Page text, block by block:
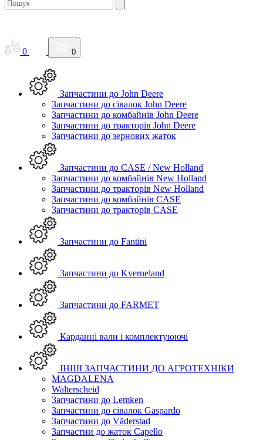
0 0
Запчастини до John Deere
Запчастини до сівалок John Deere
Запчастини до комбайнів John Deere
Запчастини до тракторів John Deere
Запчастини до зернових жаток
Запчастини до CASE / New Holland
Запчастини до комбайнів New Holland
Запчастини до тракторів New Holland
Запчастини до комбайнів CASE
Запчастини до тракторів CASE
Запчастини до Fantini
Запчастини до Kverneland
Запчастини до FARMET
Карданні вали і комплектуюючі
ІНШІ ЗАПЧАСТИНИ ДО АГРОТЕХНІКИ
MAGDALENA
Walterscheid
Запчастини до Lemken
Запчастини до сівалок Gaspardo
Запчастини до Väderstad
Запчастни до жаток Capello